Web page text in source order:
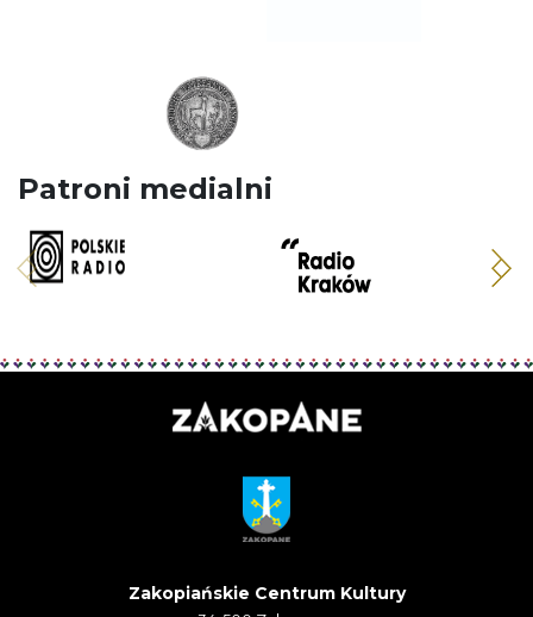
Patroni medialni
Zakopiańskie Centrum Kultury